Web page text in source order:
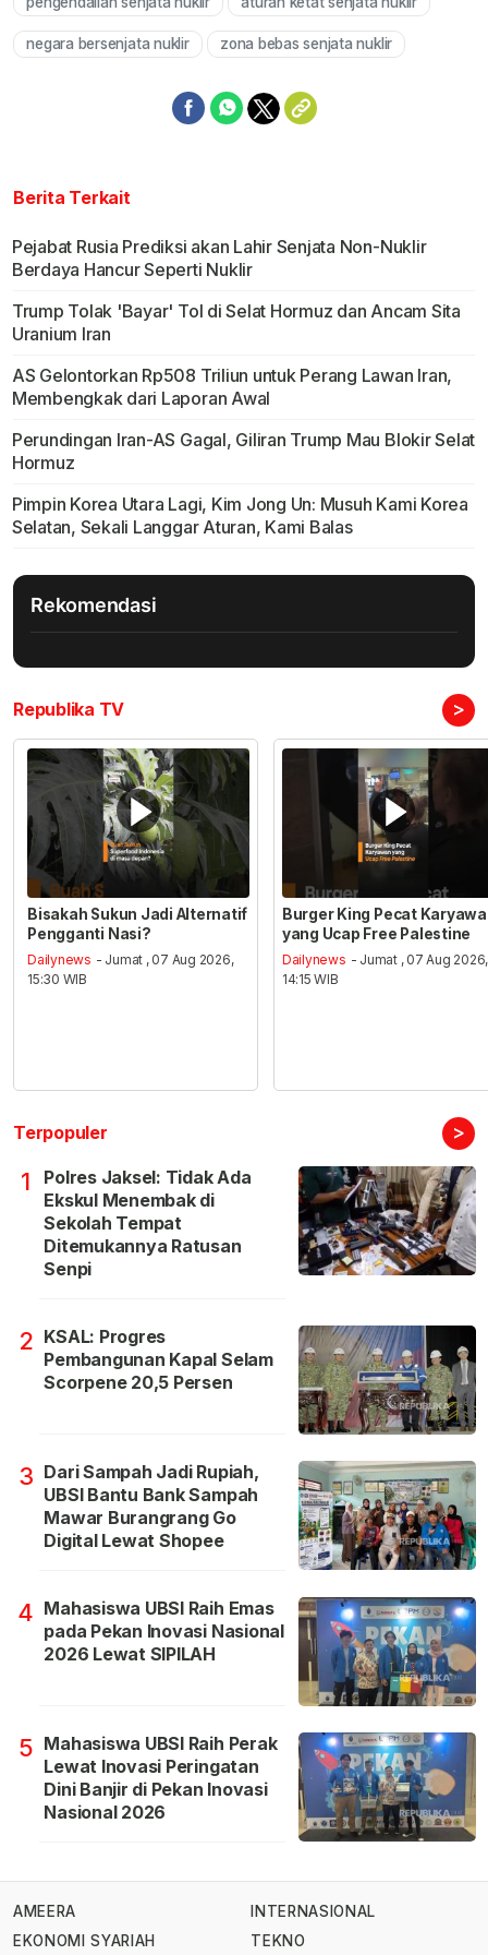
negara bersenjata nuklir zona bebas senjata nuklir
Berita Terkait
Pejabat Rusia Prediksi akan Lahir Senjata Non-Nuklir
Berdaya Hancur Seperti Nuklir
Trump Tolak 'Bayar' Tol di Selat Hormuz dan Ancam Sita
Uranium Iran
AS Gelontorkan Rp508 Triliun untuk Perang Lawan Iran,
Membengkak dari Laporan Awal
Perundingan Iran-AS Gagal, Giliran Trump Mau Blokir Selat
Hormuz
Pimpin Korea Utara Lagi, Kim Jong Un: Musuh Kami Korea
Selatan, Sekali Langgar Aturan, Kami Balas
Rekomendasi
Republika TV >
Bisakah Sukun Jadi Alternatif
Pengganti Nasi?
Dailynews - Jumat , 07 Aug 2026,
15:30 WIB
Burger King Pecat
yang Ucap Free Palestine
Dailynews - Jumat , 07 Aug 2026,
14:15 WIB
Terpopuler >
1
Polres Jaksel: Tidak Ada
Ekskul Menembak di
Sekolah Tempat
Ditemukannya Ratusan
Senpi
2 KSAL: Progres
Pembangunan Kapal Selam
Scorpene 20,5 Persen
3 Dari Sampah Jadi Rupiah,
UBSI Bantu Bank Sampah
Mawar Burangrang Go
Digital Lewat Shopee
4 Mahasiswa UBSI Raih Emas
pada Pekan Inovasi Nasional
2026 Lewat SIPILAH
5 Mahasiswa UBSI Raih Perak
Lewat Inovasi Peringatan
Dini Banjir di Pekan Inovasi
Nasional 2026
AMEERA
EKONOMI SYARIAH
INTERNASIONAL
TEKNO